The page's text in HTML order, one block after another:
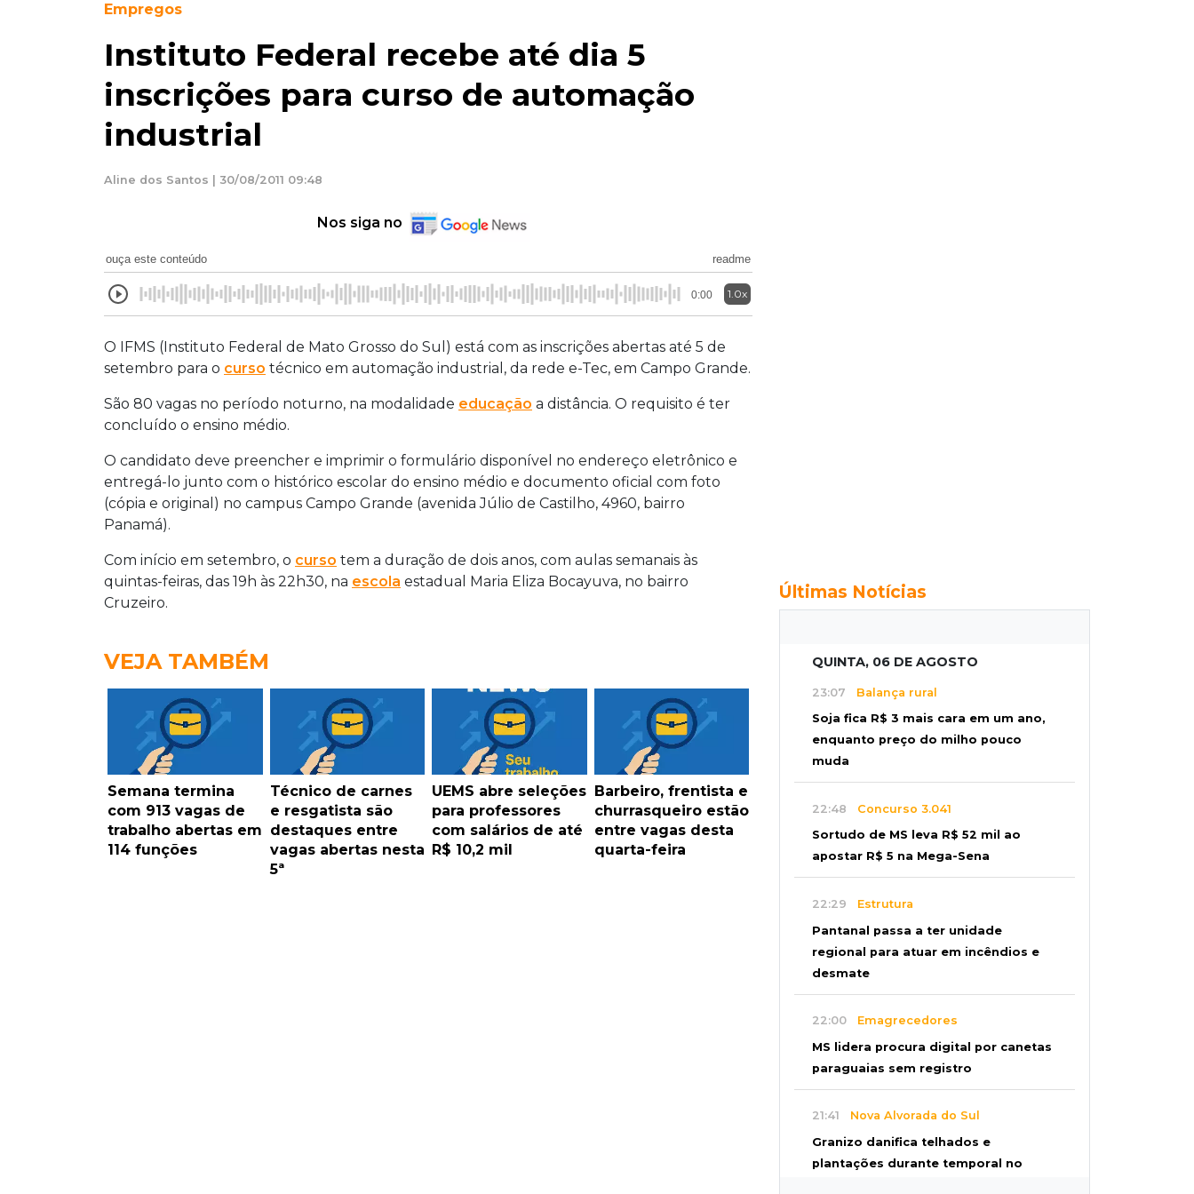
Empregos
Instituto Federal recebe até dia 5
inscrições para curso de automação
industrial
Aline dos Santos | 30/08/2011 09:48
Nos siga no
ouça este conteúdo readme
0:00 1.0x
O IFMS (Instituto Federal de Mato Grosso do Sul) está com as inscrições abertas até 5 de
setembro para o curso técnico em automação industrial, da rede e-Tec, em Campo Grande.
São 80 vagas no período noturno, na modalidade educação a distância. O requisito é ter
concluído o ensino médio.
O candidato deve preencher e imprimir o formulário disponível no endereço eletrônico e
entregá-lo junto com o histórico escolar do ensino médio e documento oficial com foto
(cópia e original) no campus Campo Grande (avenida Júlio de Castilho, 4960, bairro
Panamá).
Com início em setembro, o curso tem a duração de dois anos, com aulas semanais às
quintas-feiras, das 19h às 22h30, na escola estadual Maria Eliza Bocayuva, no bairro
Cruzeiro.
VEJA TAMBÉM
Semana termina
com 913 vagas de
trabalho abertas em
114 funções
Técnico de carnes
e resgatista são
destaques entre
vagas abertas nesta
5ª
UEMS abre seleções
para professores
com salários de até
R$ 10,2 mil
Barbeiro, frentista e
churrasqueiro estão
entre vagas desta
quarta-feira
Últimas Notícias
QUINTA, 06 DE AGOSTO
23:07 Balança rural
Soja fica R$ 3 mais cara em um ano,
enquanto preço do milho pouco
muda
22:48 Concurso 3.041
Sortudo de MS leva R$ 52 mil ao
apostar R$ 5 na Mega-Sena
22:29 Estrutura
Pantanal passa a ter unidade
regional para atuar em incêndios e
desmate
22:00 Emagrecedores
MS lidera procura digital por canetas
paraguaias sem registro
21:41 Nova Alvorada do Sul
Granizo danifica telhados e
plantações durante temporal no